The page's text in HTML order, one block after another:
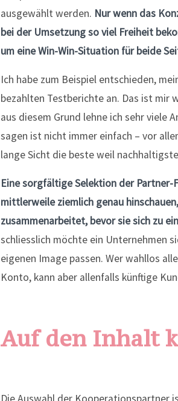
ausgewählt werden. Nur wenn das
bei der Umsetzung so viel Freiheit
um eine Win-Win-Situation für beide
Ich habe zum Beispiel entschieden,
bezahlten Testberichte an. Das ist mir
aus diesem Grund lehne ich sehr viele
sagen ist nicht immer einfach – vor
lange Sicht die beste weil
Eine sorgfältige Selektion der Partner-
mittlerweile ziemlich genau
zusammenarbeitet, bevor sie sich zu
schliesslich möchte ein Unternehmen
eigenen Image passen. Wer wahllos
Konto, kann aber allenfalls künftige
Auf den Inhalt